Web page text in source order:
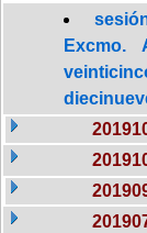
Excmo.